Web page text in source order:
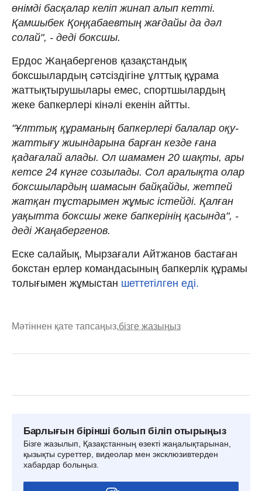
өнімді басқалар келіп жинап алып кетті.
Қамшыбек Қоңқабаевтың жағдайы да дәл
солай", - деді боксшы.
Ердос Жаңабергенов қазақстандық
боксшылардың сәтсіздігіне ұлттық құрама
жаттықтырушылары емес, спортшылардың
жеке бапкерлері кінәлі екенін айтты.
"Ұлттық құраманың бапкерлері балалар оқу-
жаттығу жиындарына барған кезде ғана
қадағалай алады. Ол шамамен 20 шақты, ары
кетсе 24 күнге созылады. Сол аралықта олар
боксшылардың шамасын байқайды, жетпей
жатқан тұстарымен жұмыс істейді. Қалған
уақытта боксшы жеке бапкерінің қасында", -
деді Жаңабергенов.
Еске салайық, Мырзағали Айтжанов бастаған
бокстан ерлер командасының бапкерлік құрамы
толығымен жұмыстан шеттетілген еді.
Мәтіннен қате тапсаңыз,бізге жазыңыз
Барлығын бірінші болып біліп отырыңыз
Бізге жазылып, Қазақстанның өзекті жаңалықтарынан,
қызықты суреттер, видеолар мен эксклюзивтерден
хабардар болыңыз.